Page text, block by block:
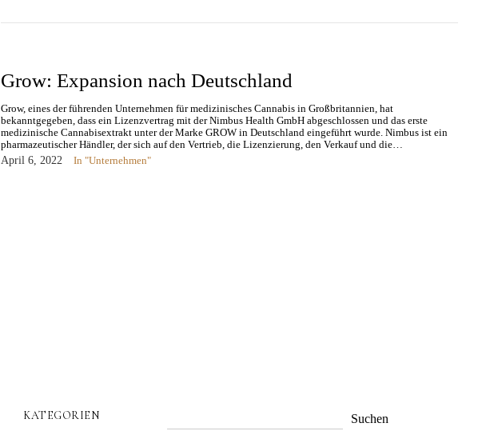
Grow: Expansion nach Deutschland
Grow, eines der führenden Unternehmen für medizinisches Cannabis in Großbritannien, hat
bekanntgegeben, dass ein Lizenzvertrag mit der Nimbus Health GmbH abgeschlossen und das erste
medizinische Cannabisextrakt unter der Marke GROW in Deutschland eingeführt wurde. Nimbus ist ein
pharmazeutischer Händler, der sich auf den Vertrieb, die Lizenzierung, den Verkauf und die…
April 6, 2022
In "Unternehmen"
KATEGORIEN Suchen